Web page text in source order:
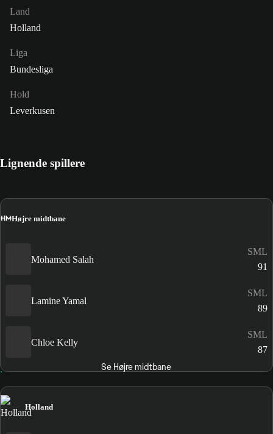
Land
Holland
Liga
Bundesliga
Hold
Leverkusen
Lignende spillere
HMHøjre midtbane
Mohamed Salah
SML
91
Lamine Yamal
SML
89
Chloe Kelly
SML
87
Se Højre midtbane
Holland